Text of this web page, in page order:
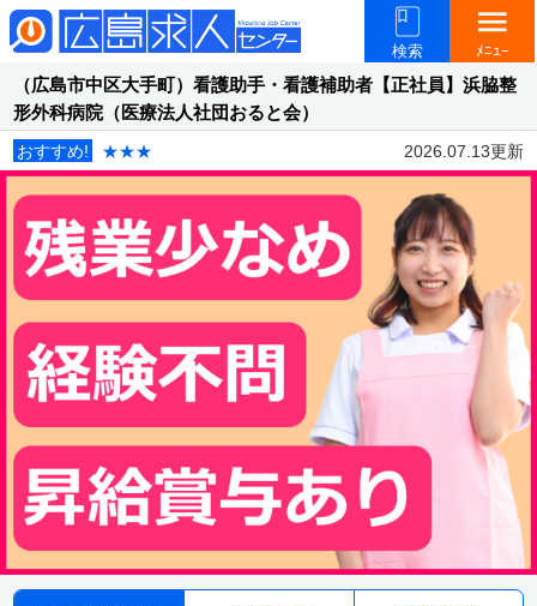
検索
menu
ﾒﾆｭｰ
（広島市中区大手町）看護助手・看護補助者【正社員】浜脇整
形外科病院（医療法人社団おると会）
おすすめ! ★★★ 2026.07.13更新